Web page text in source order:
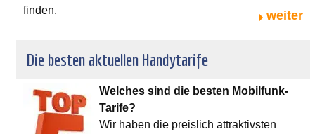
finden.
weiter
Die besten aktuellen Handytarife
Welches sind die besten Mobilfunk-
Tarife?
Wir haben die preislich attraktivsten